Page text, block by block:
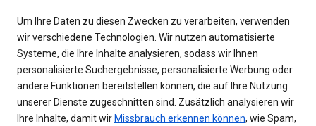
Um Ihre Daten zu diesen Zwecken zu verarbeiten, verwenden
wir verschiedene Technologien. Wir nutzen automatisierte
Systeme, die Ihre Inhalte analysieren, sodass wir Ihnen
personalisierte Suchergebnisse, personalisierte Werbung oder
andere Funktionen bereitstellen können, die auf Ihre Nutzung
unserer Dienste zugeschnitten sind. Zusätzlich analysieren wir
Ihre Inhalte, damit wir Missbrauch erkennen können, wie Spam,